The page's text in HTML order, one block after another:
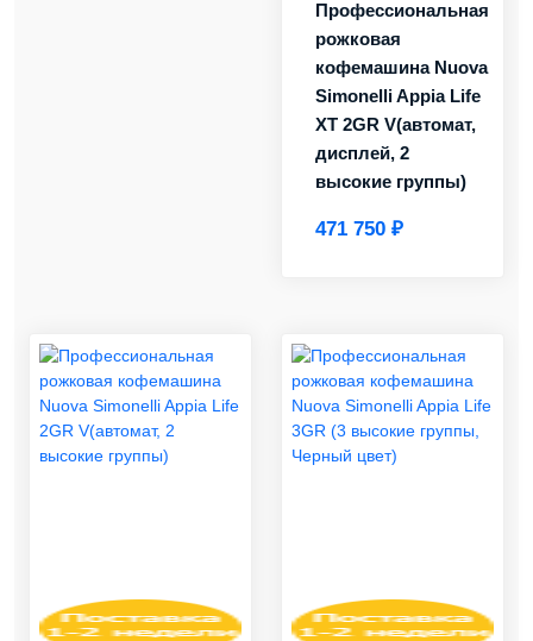
Профессиональная
рожковая
кофемашина Nuova
Simonelli Appia Life
XT 2GR V(автомат,
дисплей, 2
высокие группы)
471 750 ₽